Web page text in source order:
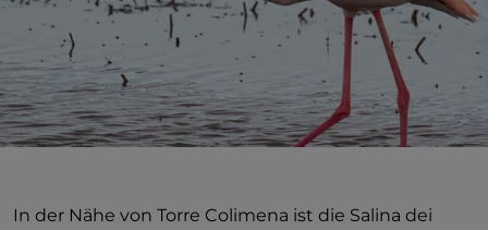
In der Nähe von Torre Colimena ist die Salina dei